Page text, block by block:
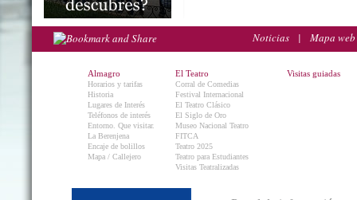
Noticias | Mapa web
Almagro
Horarios y tarifas
Historia
Lugares de Interés
Teléfonos de interés
Entorno. Que visitar.
La Berenjena
Encaje de bolillos
Mapa / Callejero
El Teatro
Corral de Comedias
Festival Internacional
El Teatro Clásico
El Siglo de Oro
Museo Nacional Teatro
FITCA
Teatro 2025
Teatro para Estudiantes
Visitas Teatralizadas
Visitas guiadas